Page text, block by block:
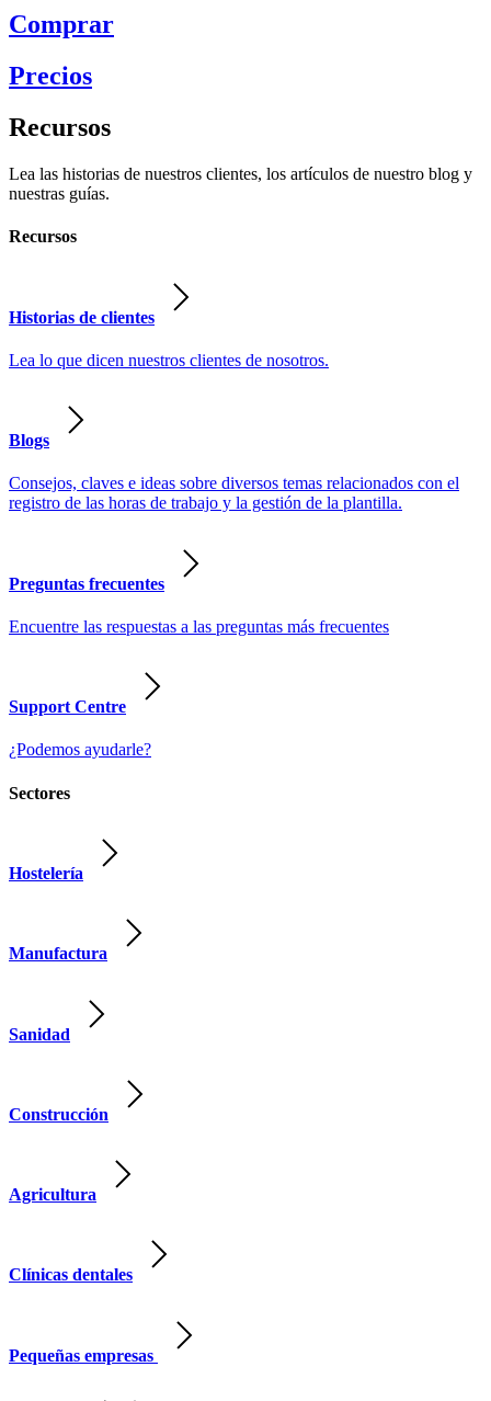
Comprar
Precios
Recursos
Lea las historias de nuestros clientes, los artículos de nuestro blog y
nuestras guías.
Recursos
Historias de clientes
Lea lo que dicen nuestros clientes de nosotros.
Blogs
Consejos, claves e ideas sobre diversos temas relacionados con el
registro de las horas de trabajo y la gestión de la plantilla.
Preguntas frecuentes
Encuentre las respuestas a las preguntas más frecuentes
Support Centre
¿Podemos ayudarle?
Sectores
Hostelería
Manufactura
Sanidad
Construcción
Agricultura
Clínicas dentales
Pequeñas empresas